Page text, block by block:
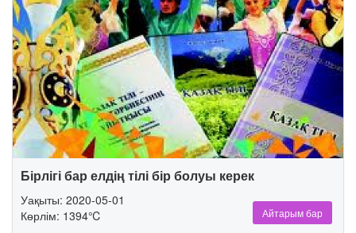
Бірлігі бар елдің тілі бір болуы керек
Уақыты: 2020-05-01
Көрлім: 1394℃
Айтарым бар